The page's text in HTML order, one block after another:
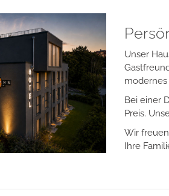
Unser
modernes
Bei einer
Preis.
Wir